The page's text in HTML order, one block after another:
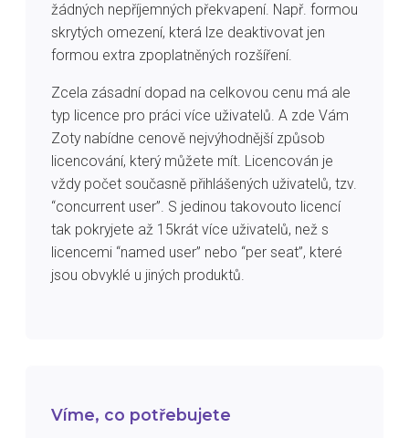
žádných nepříjemných překvapení. Např. formou
skrytých omezení, která lze deaktivovat jen
formou extra zpoplatněných rozšíření.
Zcela zásadní dopad na celkovou cenu má ale
typ licence pro práci více uživatelů. A zde Vám
Zoty nabídne cenově nejvýhodnější způsob
licencování, který můžete mít. Licencován je
vždy počet současně přihlášených uživatelů, tzv.
“concurrent user”. S jedinou takovouto licencí
tak pokryjete až 15krát více uživatelů, než s
licencemi “named user” nebo “per seat”, které
jsou obvyklé u jiných produktů.
Víme, co potřebujete